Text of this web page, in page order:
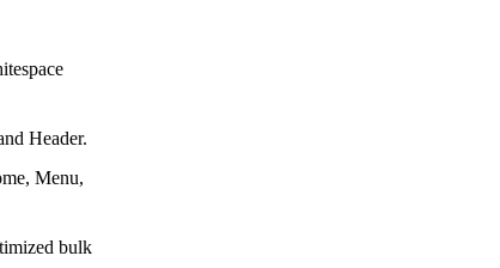
Header.
Menu,
bulk